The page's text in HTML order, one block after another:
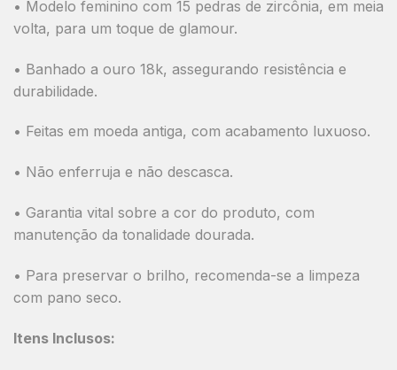
• Modelo feminino com 15 pedras de zircônia, em meia
volta, para um toque de glamour.
• Banhado a ouro 18k, assegurando resistência e
durabilidade.
• Feitas em moeda antiga, com acabamento luxuoso.
• Não enferruja e não descasca.
• Garantia vital sobre a cor do produto, com
manutenção da tonalidade dourada.
• Para preservar o brilho, recomenda-se a limpeza
com pano seco.
Itens Inclusos: